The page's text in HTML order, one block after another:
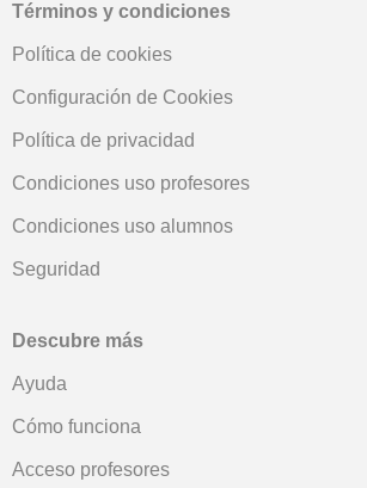
Términos y condiciones
Política de cookies
Configuración de Cookies
Política de privacidad
Condiciones uso profesores
Condiciones uso alumnos
Seguridad
Descubre más
Ayuda
Cómo funciona
Acceso profesores